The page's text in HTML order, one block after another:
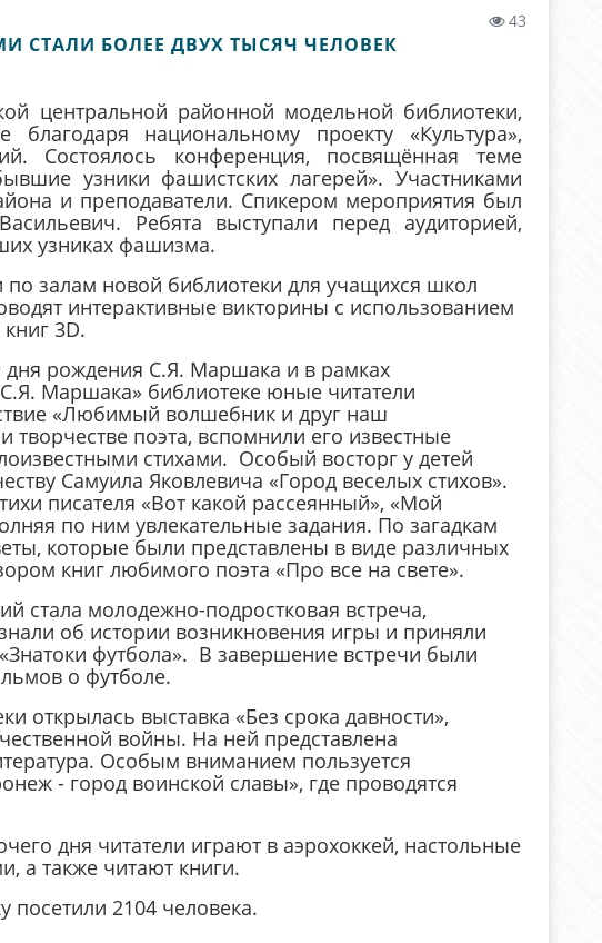
43
СТАЛИ БОЛЕЕ ДВУХ ТЫСЯЧ ЧЕЛОВЕК
центральной районной модельной библиотеки,
национальному проекту «Культура»,
Состоялось конференция, посвящённая теме
узники фашистских лагерей». Участниками
и преподаватели. Спикером мероприятия был
Ребята выступали перед аудиторией,
узниках фашизма.
по залам новой библиотеки для учащихся школ
интерактивные викторины с использованием
3D.
дня рождения С.Я. Маршака и в рамках
Маршака» библиотеке юные читатели
«Любимый волшебник и друг наш
поэта, вспомнили его известные
стихами. Особый восторг у детей
Самуила Яковлевича «Город веселых стихов».
писателя «Вот какой рассеянный», «Мой
по ним увлекательные задания. По загадкам
которые были представлены в виде различных
книг любимого поэта «Про все на свете».
стала молодежно-подростковая встреча,
об истории возникновения игры и приняли
футбола». В завершение встречи были
о футболе.
открылась выставка «Без срока давности»,
войны. На ней представлена
Особым вниманием пользуется
- город воинской славы», где проводятся
дня читатели играют в аэрохоккей, настольные
а также читают книги.
посетили 2104 человека.